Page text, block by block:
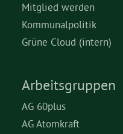
Mitglied werden
Kommunalpolitik
Grüne Cloud (intern)
Arbeitsgruppen
AG 60plus
AG Atomkraft